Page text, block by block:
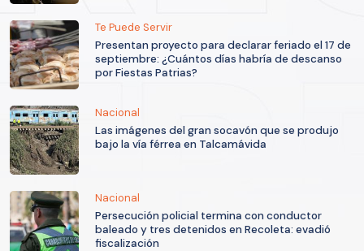
Te Puede Servir
Presentan proyecto para declarar feriado el 17 de
septiembre: ¿Cuántos días habría de descanso
por Fiestas Patrias?
Nacional
Las imágenes del gran socavón que se produjo
bajo la vía férrea en Talcamávida
Nacional
Persecución policial termina con conductor
baleado y tres detenidos en Recoleta: evadió
fiscalización